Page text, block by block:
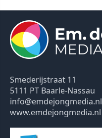
Smederijstraat 11
5111 PT Baarle-Nassau
info@emdejongmedia.nl
www.emdejongmedia.nl